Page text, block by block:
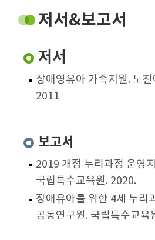
저서&보고서
저서
장애영유아 가족지원. 노
2011
보고서
2019 개정 누리과정 운영
국립특수교육원. 2020.
장애유아를 위한 4세 누리
공동연구원. 국립특수교육